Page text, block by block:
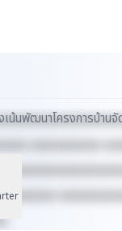
xxxxxxxxxxx
นพัฒนาโครงการบ้าน